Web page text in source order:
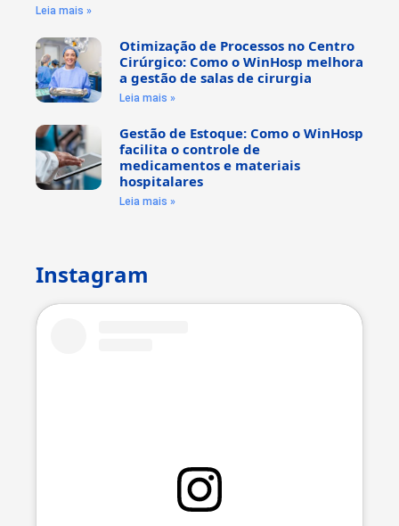
Leia mais »
Otimização de Processos no Centro
Cirúrgico: Como o WinHosp melhora
a gestão de salas de cirurgia
Leia mais »
Gestão de Estoque: Como o WinHosp
facilita o controle de
medicamentos e materiais
hospitalares
Leia mais »
Instagram